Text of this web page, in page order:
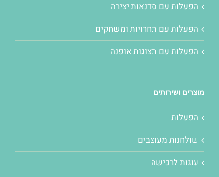
הפעלות עם סדנאות יצירה
הפעלות עם תחרויות ומשחקים
הפעלות עם תצוגות אופנה
מוצרים ושירותים
הפעלות
שולחנות מעוצבים
עוגות לרכישה